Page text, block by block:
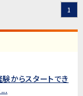
1
からスタートでき